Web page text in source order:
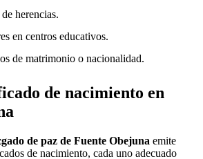
herencias.
en centros educativos.
de matrimonio o nacionalidad.
de nacimiento en
de paz de Fuente Obejuna emite
de nacimiento, cada uno adecuado